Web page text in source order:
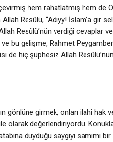
hem rahatlatmış hem de
Resûlü, “Adiyy! İslam’a gir
Resûlü’nün verdiği cevaplar ve
bu gelişme, Rahmet
de hiç şüphesiz Allah
gönlüne girmek, onları ilahî hak
olarak değerlendiriyordu.
duyduğu saygıyı samimi